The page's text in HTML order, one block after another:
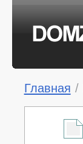
Главная /